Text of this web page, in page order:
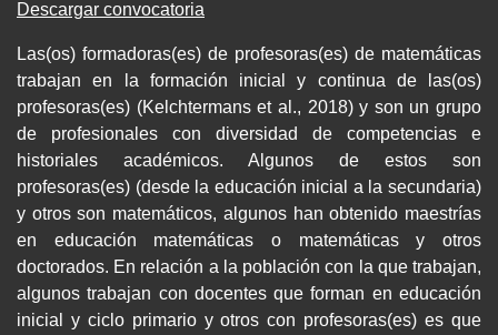
Descargar convocatoria
Las(os) formadoras(es) de profesoras(es) de matemáticas
trabajan en la formación inicial y continua de las(os)
profesoras(es) (Kelchtermans et al., 2018) y son un grupo
de profesionales con diversidad de competencias e
historiales académicos. Algunos de estos son
profesoras(es) (desde la educación inicial a la secundaria)
y otros son matemáticos, algunos han obtenido maestrías
en educación matemáticas o matemáticas y otros
doctorados. En relación a la población con la que trabajan,
algunos trabajan con docentes que forman en educación
inicial y ciclo primario y otros con profesoras(es) es que